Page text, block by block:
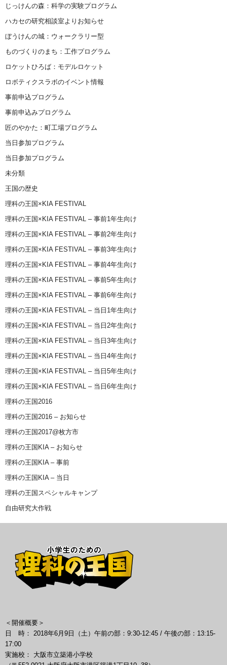
じっけんの森：科学の実験プログラム
ハカセの研究相談室よりお知らせ
ぼうけんの城：ウォークラリー型
ものづくりのまち：工作プログラム
ロケットひろば：モデルロケット
ロボティクスラボのイベント情報
事前申込プログラム
事前申込みプログラム
匠のやかた：町工場プログラム
当日参加プログラム
当日参加プログラム
未分類
王国の歴史
理科の王国×KIA FESTIVAL
理科の王国×KIA FESTIVAL – 事前1年生向け
理科の王国×KIA FESTIVAL – 事前2年生向け
理科の王国×KIA FESTIVAL – 事前3年生向け
理科の王国×KIA FESTIVAL – 事前4年生向け
理科の王国×KIA FESTIVAL – 事前5年生向け
理科の王国×KIA FESTIVAL – 事前6年生向け
理科の王国×KIA FESTIVAL – 当日1年生向け
理科の王国×KIA FESTIVAL – 当日2年生向け
理科の王国×KIA FESTIVAL – 当日3年生向け
理科の王国×KIA FESTIVAL – 当日4年生向け
理科の王国×KIA FESTIVAL – 当日5年生向け
理科の王国×KIA FESTIVAL – 当日6年生向け
理科の王国2016
理科の王国2016 – お知らせ
理科の王国2017@枚方市
理科の王国KIA – お知らせ
理科の王国KIA – 事前
理科の王国KIA – 当日
理科の王国スペシャルキャンプ
自由研究大作戦
＜開催概要＞
日 時： 2018年6月9日（土）午前の部：9:30-12:45 / 午後の部：13:15-
17:00
実施校： 大阪市立築港小学校